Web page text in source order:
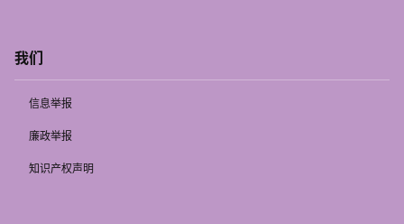
我们
信息举报
廉政举报
知识产权声明